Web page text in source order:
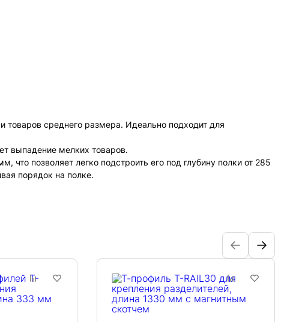
товаров среднего размера. Идеально подходит для
выпадение мелких товаров.
позволяет легко подстроить его под глубину полки от 285
порядок на полке.